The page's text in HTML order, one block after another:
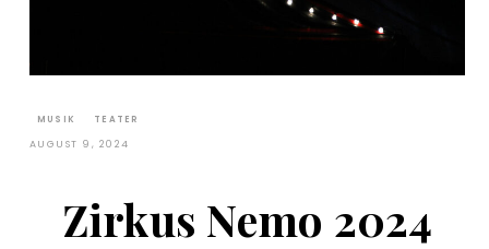
MUSIK TEATER
AUGUST 9, 2024
Zirkus Nemo 2024